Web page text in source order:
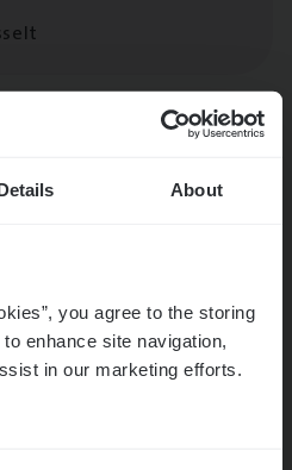
About
you agree to the storing
enhance site navigation,
in our marketing efforts.
Cargo
Management